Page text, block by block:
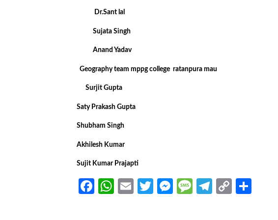
Dr.Sant lal
Sujata Singh
Anand Yadav
Geography team mppg college ratanpura mau
Surjit Gupta
Saty Prakash Gupta
Shubham Singh
Akhilesh Kumar
Sujit Kumar Prajapti
Facebook
WhatsApp
EmailTwitter
Messenger
Message
Telegram
Copy